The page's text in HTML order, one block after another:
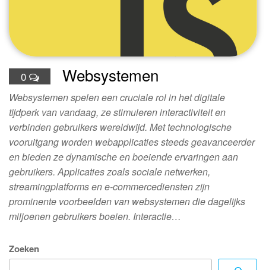
0 Websystemen
Websystemen spelen een cruciale rol in het digitale
tijdperk van vandaag, ze stimuleren interactiviteit en
verbinden gebruikers wereldwijd. Met technologische
vooruitgang worden webapplicaties steeds geavanceerder
en bieden ze dynamische en boeiende ervaringen aan
gebruikers. Applicaties zoals sociale netwerken,
streamingplatforms en e-commercediensten zijn
prominente voorbeelden van websystemen die dagelijks
miljoenen gebruikers boeien. Interactie…
Zoeken